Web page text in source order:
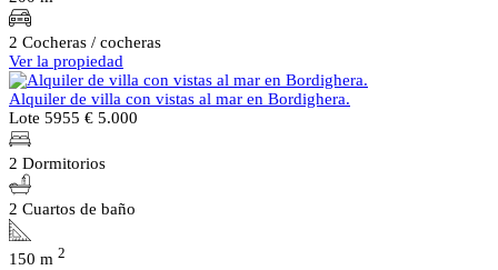
2 Cocheras / cocheras
Ver la propiedad
Alquiler de villa con vistas al mar en Bordighera.
Lote 5955 € 5.000
2 Dormitorios
2 Cuartos de baño
150 m 2